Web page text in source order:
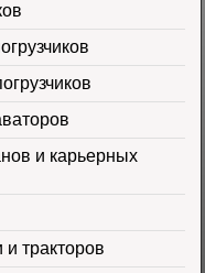
и карьерных
тракторов